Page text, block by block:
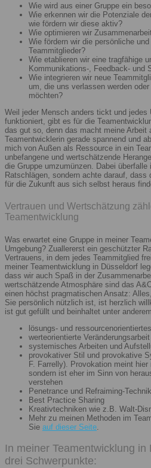
Wie wird aus einer Gruppe ein
Wie erkennen wir die Potenziale
wie fördern wir diese aktiv?
Wie optimieren wir
Wie fördern wir die persönliche
Teammitglieder?
Wie etablieren wir eine tragfähige
Kommunikations-, Feedback- und
Wie integrieren wir neue
um, die uns verlassen werden
möchten?
Weil jeder Mensch anders tickt und jedes
funktioniert, gibt es für die
das gut so, denn das macht meine Arbeit
Teamentwicklerin gerade spannend und
mich von Außen als Ressource in ein
unbefangene und wertschätzende
die Gruppe umzumünzen. Dabei
Ratschlägen, sondern achte darauf, dass
für die Zukunft aus sich selbst heraus
Vertrauen und Wertschätzung
Teamentwicklung
Was erwartet eine Gruppe in meiner
Umgebung? Zuallererst ein geschützter
Vertrauens, in dem jedes Teammitglied
meiner Teamentwicklung in Düsseldorf
dass wir auch Spaß in der
wertschätzende Atmosphäre sind das
einen höchst pragmatischen Ansatz:
Sie persönlich nützlich ist, ist herzlich
ist gut gefüllt und beinhaltet unter anderem
lösungs- und
werteorientierte Veränderungsarbeit
systemisches Arbeiten und
provokativer Stil und provokative
F. Farrelly). Provokation meint
sondern ist eher im Sinn von
verstehen
Penetrance und Refraiming-
Best Practice Sharing
Kreativtechniken wie z.B. Walt-
Mehr zu meinen Methoden im
Sie auf dieser Seite.
In meiner Teamentwicklung
drei Schwerpunkte: